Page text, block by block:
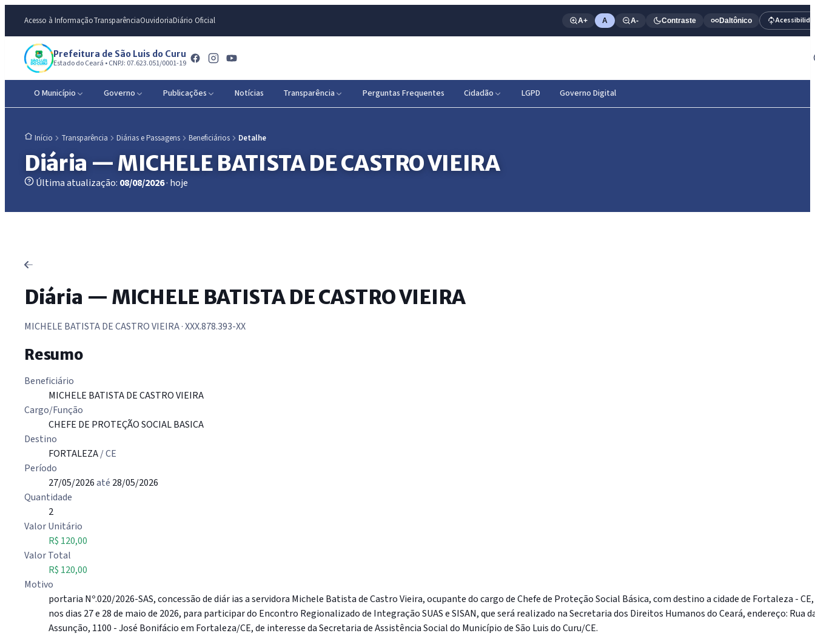
Acesso à InformaçãoTransparênciaOuvidoriaDiário Oficial A+ A A- Contraste Daltônico
Prefeitura de São Luis do Curu
Estado do Ceará • CNPJ: 07.623.051/0001-19
O Município Governo Publicações Notícias Transparência Perguntas Frequentes Cidadão LGPD Governo Digital
Início Transparência Diárias e Passagens Beneficiários Detalhe
Diária — MICHELE BATISTA DE CASTRO VIEIRA
Última atualização: 08/08/2026· hoje
Diária — MICHELE BATISTA DE CASTRO VIEIRA
MICHELE BATISTA DE CASTRO VIEIRA· XXX.878.393-XX
Resumo
Beneficiário
MICHELE BATISTA DE CASTRO VIEIRA
Cargo/Função
CHEFE DE PROTEÇÃO SOCIAL BASICA
Destino
FORTALEZA/ CE
Período
27/05/2026até 28/05/2026
Quantidade
2
Valor Unitário
R$ 120,00
Valor Total
R$ 120,00
Motivo
portaria Nº.020/2026-SAS, concessão de diár ias a servidora Michele Batista de Castro Vieira, ocupante do cargo de Chefe de Proteção Social Básica, com destino a cidade de Fortaleza - CE,
nos dias 27 e 28 de maio de 2026, para participar do Encontro Regionalizado de Integração SUAS e SISAN, que será realizado na Secretaria dos Direitos Humanos do Ceará, endereço: Rua
Assunção, 1100 - José Bonifácio em Fortaleza/CE, de interesse da Secretaria de Assistência Social do Município de São Luis do Curu/CE.